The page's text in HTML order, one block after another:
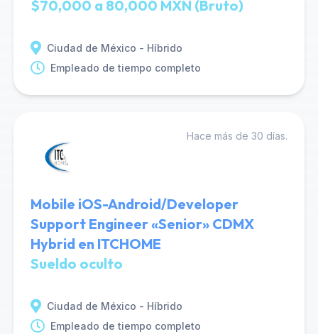
$70,000 a 80,000 MXN (Bruto)
Ciudad de México - Híbrido
Empleado de tiempo completo
Hace más de 30 días.
Mobile iOS-Android/Developer
Support Engineer «Senior» CDMX
Hybrid en ITCHOME
Sueldo oculto
Ciudad de México - Híbrido
Empleado de tiempo completo